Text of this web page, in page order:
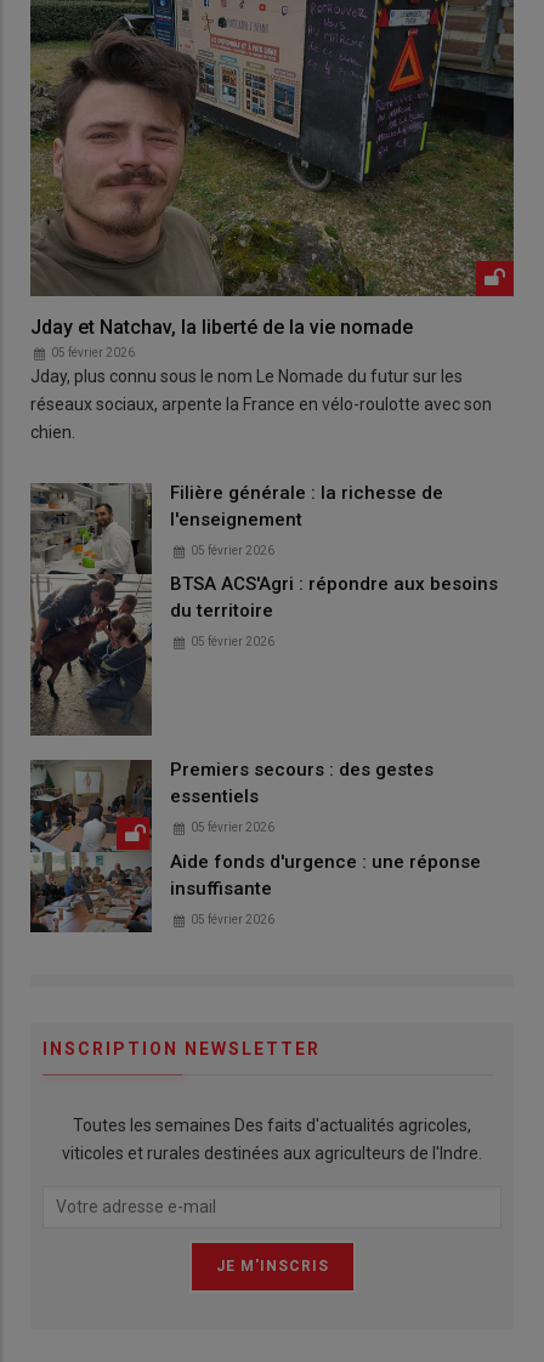
Jday et Natchav, la liberté de la vie nomade
05 février 2026
Jday, plus connu sous le nom Le Nomade du futur sur les
réseaux sociaux, arpente la France en vélo-roulotte avec son
chien.
Filière générale : la richesse de
l'enseignement
05 février 2026
BTSA ACS'Agri : répondre aux besoins
du territoire
05 février 2026
Premiers secours : des gestes
essentiels
05 février 2026
Aide fonds d'urgence : une réponse
insuffisante
05 février 2026
INSCRIPTION NEWSLETTER
Toutes les semaines Des faits d'actualités agricoles,
viticoles et rurales destinées aux agriculteurs de l'Indre.